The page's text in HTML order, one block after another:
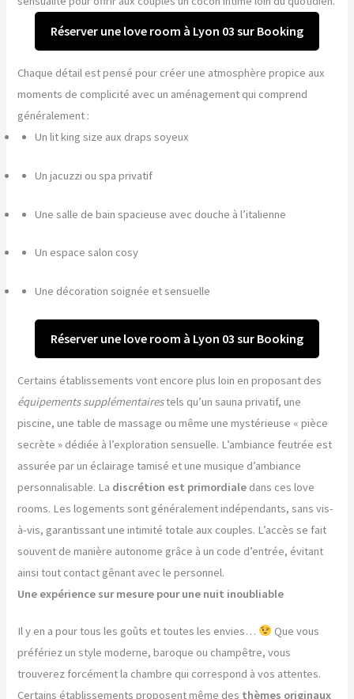
Réserver une love room à Lyon 03 sur Booking
Chaque détail est pensé pour créer une atmosphère propice aux
moments de complicité avec un aménagement qui comprend
généralement :
Un lit king size aux draps soyeux
Un jacuzzi ou spa privatif
Une salle de bain spacieuse avec douche à l’italienne
Un espace salon cosy
Une décoration soignée et sensuelle
Réserver une love room à Lyon 03 sur Booking
Certains établissements vont encore plus loin en proposant des
équipements supplémentairestels qu’un sauna privatif, une
piscine, une table de massage ou même une mystérieuse « pièce
secrète » dédiée à l’exploration sensuelle. L’ambiance feutrée est
assurée par un éclairage tamisé et une musique d’ambiance
personnalisable. La discrétion est primordiale dans ces love
rooms. Les logements sont généralement indépendants, sans vis-
à-vis, garantissant une intimité totale aux couples. L’accès se fait
souvent de manière autonome grâce à un code d’entrée, évitant
ainsi tout contact gênant avec le personnel.
Une expérience sur mesure pour une nuit inoubliable
Il y en a pour tous les goûts et toutes les envies…
Que vous
préfériez un style moderne, baroque ou champêtre, vous
trouverez forcément la chambre qui correspond à vos attentes.
Certains établissements proposent même des thèmes originaux